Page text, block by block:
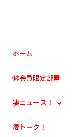
ホーム
㊙会員限定部屋
凄ニュース！
凄トーク！